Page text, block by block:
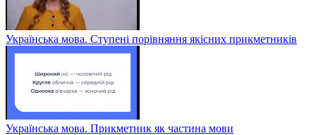
Українська мова. Ступені порівняння якісних прикметників
Українська мова. Прикметник як частина мови